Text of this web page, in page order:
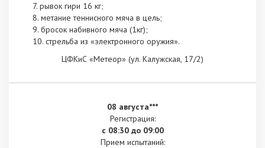
рывок гири 16 кг;
метание теннисного мяча в цель;
бросок набивного мяча (1кг);
стрельба из «электронного оружия».
ЦФКиС «Метеор» (ул. Калужская, 17/2)
08 августа***
Регистрация:
с 08:30 до 09:00
Прием испытаний: